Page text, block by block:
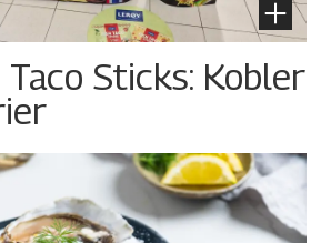
Sticks: Kobler